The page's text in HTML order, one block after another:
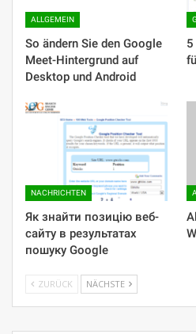
ALLGEMEIN
So ändern Sie den Google
Meet-Hintergrund auf
Desktop und Android
5
NACHRICHTEN
Як знайти позицію веб-
сайту в результатах
пошуку Google
ZURÜCK NÄCHSTE